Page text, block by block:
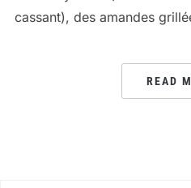
cassant), des amandes
READ